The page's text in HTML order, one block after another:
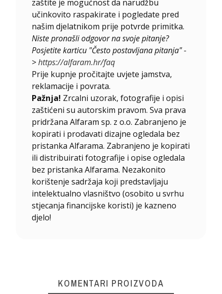
zaštite je mogućnost da narudžbu
učinkovito raspakirate i pogledate pred
našim djelatnikom prije potvrde primitka.
Niste pronašli odgovor na svoje pitanje?
Posjetite karticu "Često postavljana pitanja" -
>https://alfaram.hr/faq
Prije kupnje pročitajte uvjete jamstva,
reklamacije i povrata.
Pažnja! Zrcalni uzorak, fotografije i opisi
zaštićeni su autorskim pravom. Sva prava
pridržana Alfaram sp. z o.o. Zabranjeno je
kopirati i prodavati dizajne ogledala bez
pristanka Alfarama. Zabranjeno je kopirati
ili distribuirati fotografije i opise ogledala
bez pristanka Alfarama. Nezakonito
korištenje sadržaja koji predstavljaju
intelektualno vlasništvo (osobito u svrhu
stjecanja financijske koristi) je kazneno
djelo!
KOMENTARI PROIZVODA